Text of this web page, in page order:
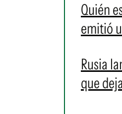
Quién
emitió
Rusia
que